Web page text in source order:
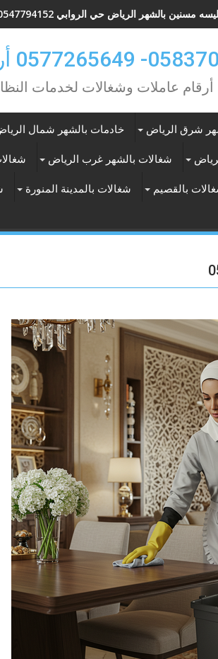
مسنين بالشهر الرياض حي الروابي 0547794152
أرقام عاملات بالشهر
أرقام عاملات وشغالات لخدمات
شرق الرياض خادمات بالشهر شمال
شغالات بالشهر غرب الرياض
بالقصيم شغالات بالمدينة المنورة